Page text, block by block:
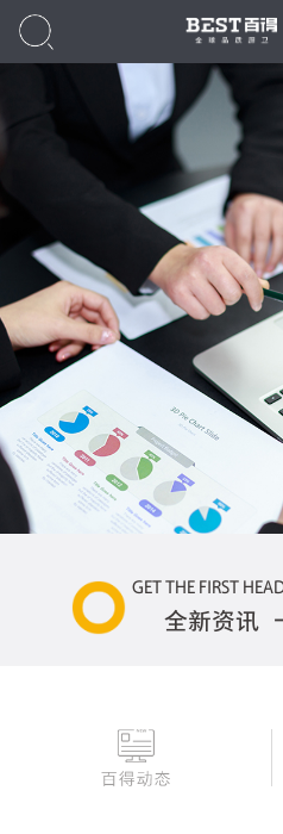
GET THE FIRST
全新资讯